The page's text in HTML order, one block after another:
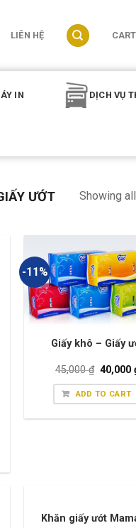
LIÊN HỆ CART
IN DỊCH VỤ
ƯỚT Showing
-11%
Giấy khô – Giấy
45,000₫ 40,000
ADD TO CART
Khăn giấy ướt